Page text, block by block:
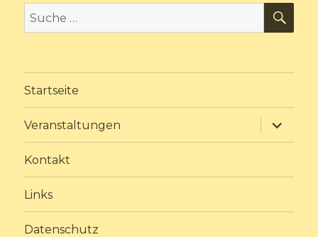
Suche
nach:
Startseite
Veranstaltungen
Kontakt
Links
Datenschutz